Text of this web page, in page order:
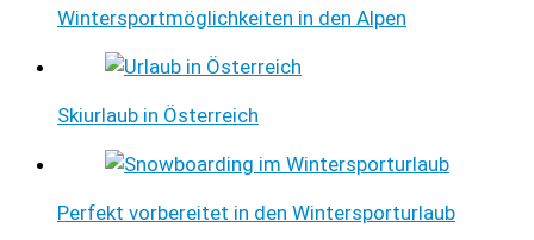
Wintersportmöglichkeiten in den Alpen
Skiurlaub in Österreich
Perfekt vorbereitet in den Wintersporturlaub